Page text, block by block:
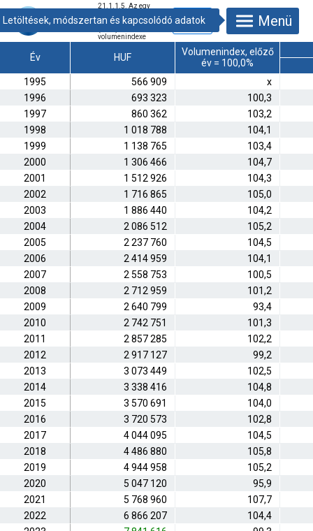
21.1.1.5. Az egy
hazai termék
volumenindexe
Menü
Év HUF
Volumenindex, előző
év = 100,0%
1995
566 909
x
1996
693 323
100,3
1997
860 362
103,2
1998
1 018 788
104,1
1999
1 138 765
103,4
2000
1 306 466
104,7
2001
1 512 926
104,3
2002
1 716 865
105,0
2003
1 886 440
104,2
2004
2 086 512
105,2
2005
2 237 760
104,5
2006
2 414 959
104,1
2007
2 558 753
100,5
2008
2 712 959
101,2
2009
2 640 799
93,4
2010
2 742 751
101,3
2011
2 857 285
102,2
2012
2 917 127
99,2
2013
3 073 449
102,5
2014
3 338 416
104,8
2015
3 570 691
104,0
2016
3 720 573
102,8
2017
4 044 095
104,5
2018
4 486 880
105,8
2019
4 944 958
105,2
2020
5 047 120
95,9
2021
5 768 960
107,7
2022
6 866 207
104,4